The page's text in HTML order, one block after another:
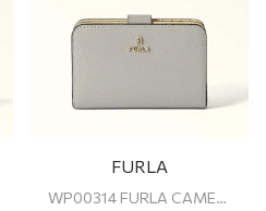
FURLA
WP00314 FURLA CAMELIA M COMPACT WALLET